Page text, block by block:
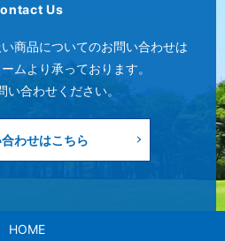
ケート調査】を実施しました。
にて
Us
商品についてのお問い合わせは
ムより承っております。
い合わせください。
わせはこちら
HOME